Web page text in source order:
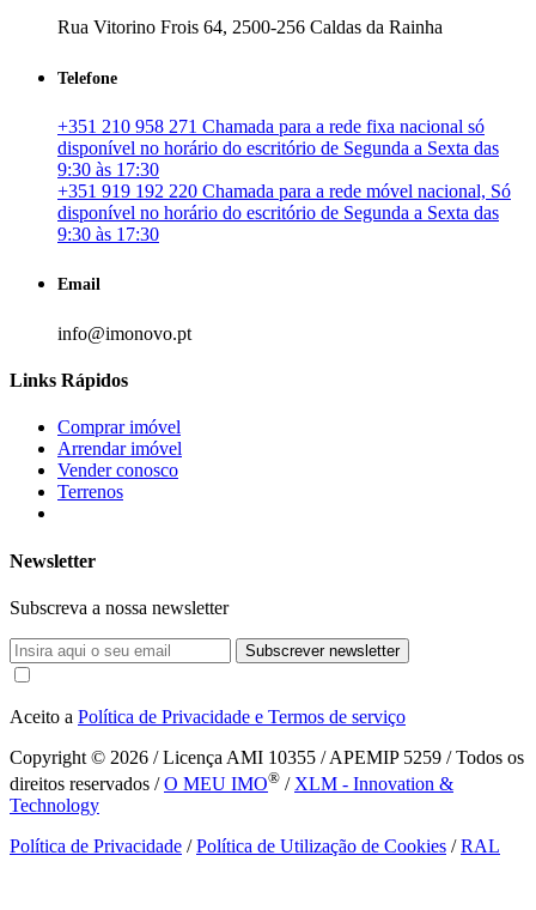
Rua Vitorino Frois 64, 2500-256 Caldas da Rainha
Telefone
+351 210 958 271 Chamada para a rede fixa nacional só
disponível no horário do escritório de Segunda a Sexta das
9:30 às 17:30
+351 919 192 220 Chamada para a rede móvel nacional, Só
disponível no horário do escritório de Segunda a Sexta das
9:30 às 17:30
Email
info@imonovo.pt
Links Rápidos
Comprar imóvel
Arrendar imóvel
Vender conosco
Terrenos
Newsletter
Subscreva a nossa newsletter
Subscrever newsletter
Aceito a Política de Privacidade e Termos de serviço
Copyright © 2026 / Licença AMI 10355 / APEMIP 5259 / Todos os
direitos reservados /O MEU IMO® / XLM - Innovation &
Technology
Política de Privacidade /Política de Utilização de Cookies /RAL